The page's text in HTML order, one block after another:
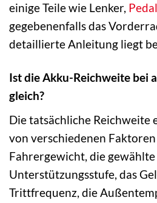
einige Teile wie Lenker,
gegebenenfalls das
detaillierte Anleitung liegt
Ist die Akku-Reichweite bei
gleich?
Die tatsächliche Reichweite
von verschiedenen
Fahrergewicht, die gewählte
Unterstützungsstufe, das
Trittfrequenz, die